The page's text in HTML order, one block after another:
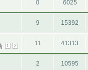
0 6025
9 15392
1 2 11 41313
2 10595